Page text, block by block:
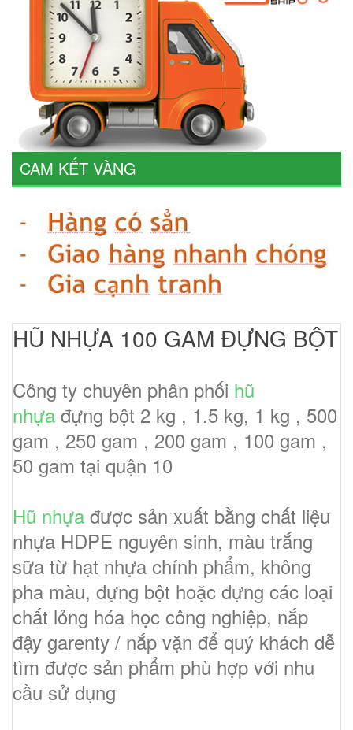
CAM KẾT VÀNG
HŨ NHỰA 100 GAM ĐỰNG BỘT
Công ty chuyên phân phối hũ
nhựa đựng bột 2 kg , 1.5 kg, 1 kg , 500
gam , 250 gam , 200 gam , 100 gam ,
50 gam tại quận 10
Hũ nhựa được sản xuất bằng chất liệu
nhựa HDPE nguyên sinh, màu trắng
sữa từ hạt nhựa chính phẩm, không
pha màu, đựng bột hoặc đựng các loại
chất lỏng hóa học công nghiệp, nắp
đậy garenty / nắp vặn để quý khách dễ
tìm được sản phẩm phù hợp với nhu
cầu sử dụng